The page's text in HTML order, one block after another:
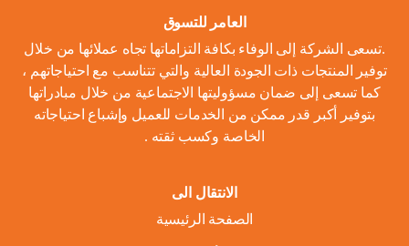
العامر للتسوق
.تسعى الشركة إلى الوفاء بكافة التزاماتها تجاه عملائها من خلال
توفير المنتجات ذات الجودة العالية والتي تتناسب مع احتياجاتهم ،
كما تسعى إلى ضمان مسؤوليتها الاجتماعية من خلال مبادراتها
بتوفير أكبر قدر ممكن من الخدمات للعميل وإشباع احتياجاته
الخاصة وكسب ثقته .
الانتقال الى
الصفحة الرئيسية